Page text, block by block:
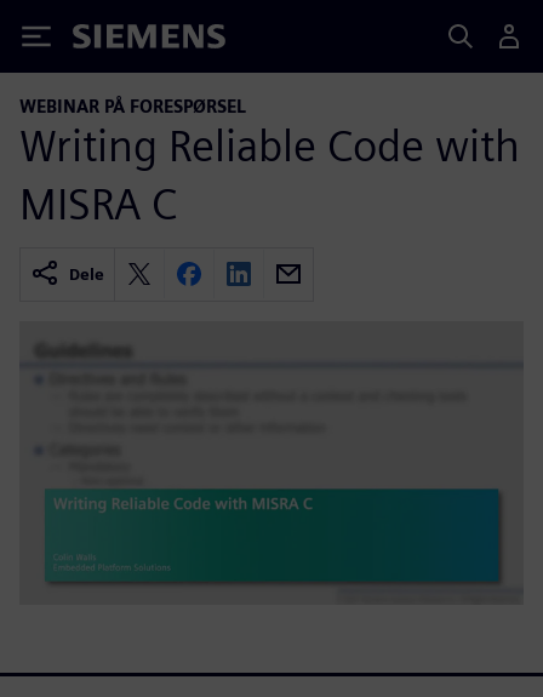
Siemens
WEBINAR PÅ FORESPØRSEL
Writing Reliable Code with
MISRA C
Dele